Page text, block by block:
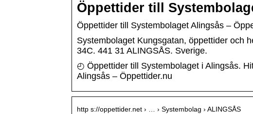
Öppettider till
Öppettider till Systembolaget Alingsås –
Systembolaget Kungsgatan, öppettider och
34C. 441 31 ALINGSÅS. Sverige.
◴ Öppettider till Systembolaget i Alingsås.
Alingsås – Öppettider.nu
http s://oppettider.net › … › Systembolag › ALINGSÅS